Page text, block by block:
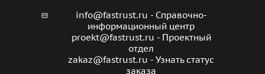
надежностью. Вентилятор Primera SFP SFP-3008JX
имеет компактные размеры и легкий вес, что делает
его удобным для установки и использования. Он также
обладает низким уровнем шума, что позволяет
info@fastrust.ru - Справочно-
информационный центр
proekt@fastrust.ru - Проектный
отдел
zakaz@fastrust.ru - Узнать статус
заказа